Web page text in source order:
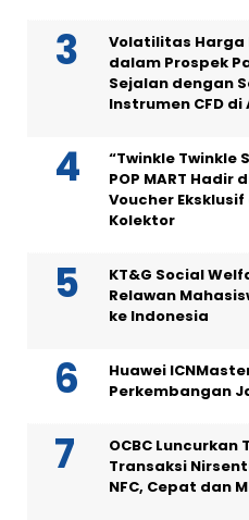
Volatilitas Harga
dalam Prospek
Sejalan dengan
Instrumen CFD di
“Twinkle Twinkle
POP MART Hadir
Voucher
Kolektor
KT&G Social
Relawan
ke Indonesia
Huawei
Perkembangan
OCBC
Transaksi
NFC, Cepat dan